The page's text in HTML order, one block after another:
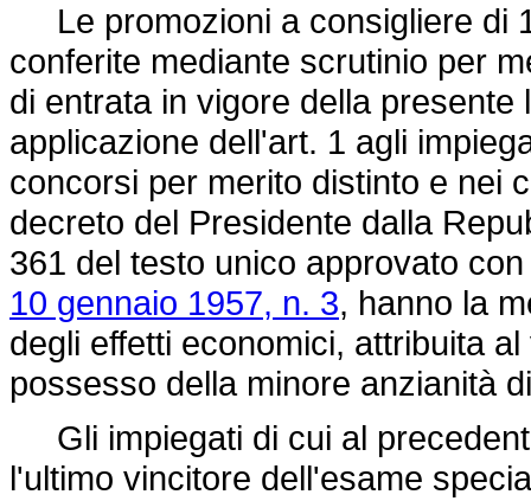
Le promozioni a consigliere di
conferite mediante scrutinio per
di entrata in vigore della
applicazione dell'art. 1 agli
concorsi per merito distinto e nei
decreto del Presidente dalla
361 del testo unico approvato
10 gennaio 1957, n. 3, hanno la
degli effetti economici, attribuita
possesso della minore anzianità
Gli impiegati di cui al
l'ultimo vincitore dell'esame